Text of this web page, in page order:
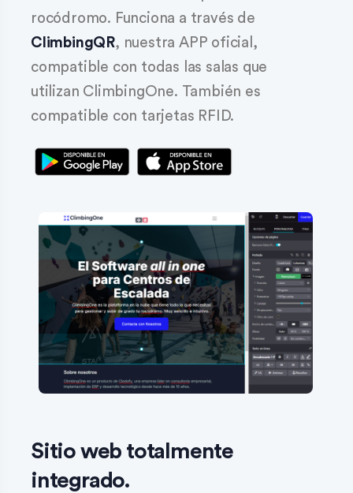
rocódromo. Funciona a través de
ClimbingQR, nuestra APP oficial,
compatible con todas las salas que
utilizan ClimbingOne. También es
compatible con tarjetas RFID.
Sitio web totalmente
integrado.